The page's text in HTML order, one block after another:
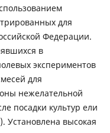
для
Федерации.
в
экспериментов
для
нежелательной
посадки культур ели
Установлена высокая